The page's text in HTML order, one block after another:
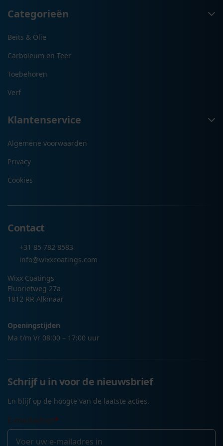
Categorieën
Beits & Olie
Carboleum en Teer
Toebehoren
Verf
Klantenservice
Algemene voorwaarden
Privacy
Cookies
Contact
+31 85 782 8583
info@wixxcoatings.com
Wixx Coatings
Fluorietweg 27a
1812 RR Alkmaar
Openingstijden
Ma t/m Vr 08:00 – 17:00 uur
Schrijf u in voor de nieuwsbrief
En blijf op de hoogte van de laatste acties.
*